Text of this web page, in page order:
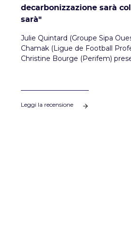
decarbonizzazione sarà
sarà"
Julie Quintard (Groupe Sipa
Chamak (Ligue de Football
Christine Bourge (Perifem)
Leggi la recensione